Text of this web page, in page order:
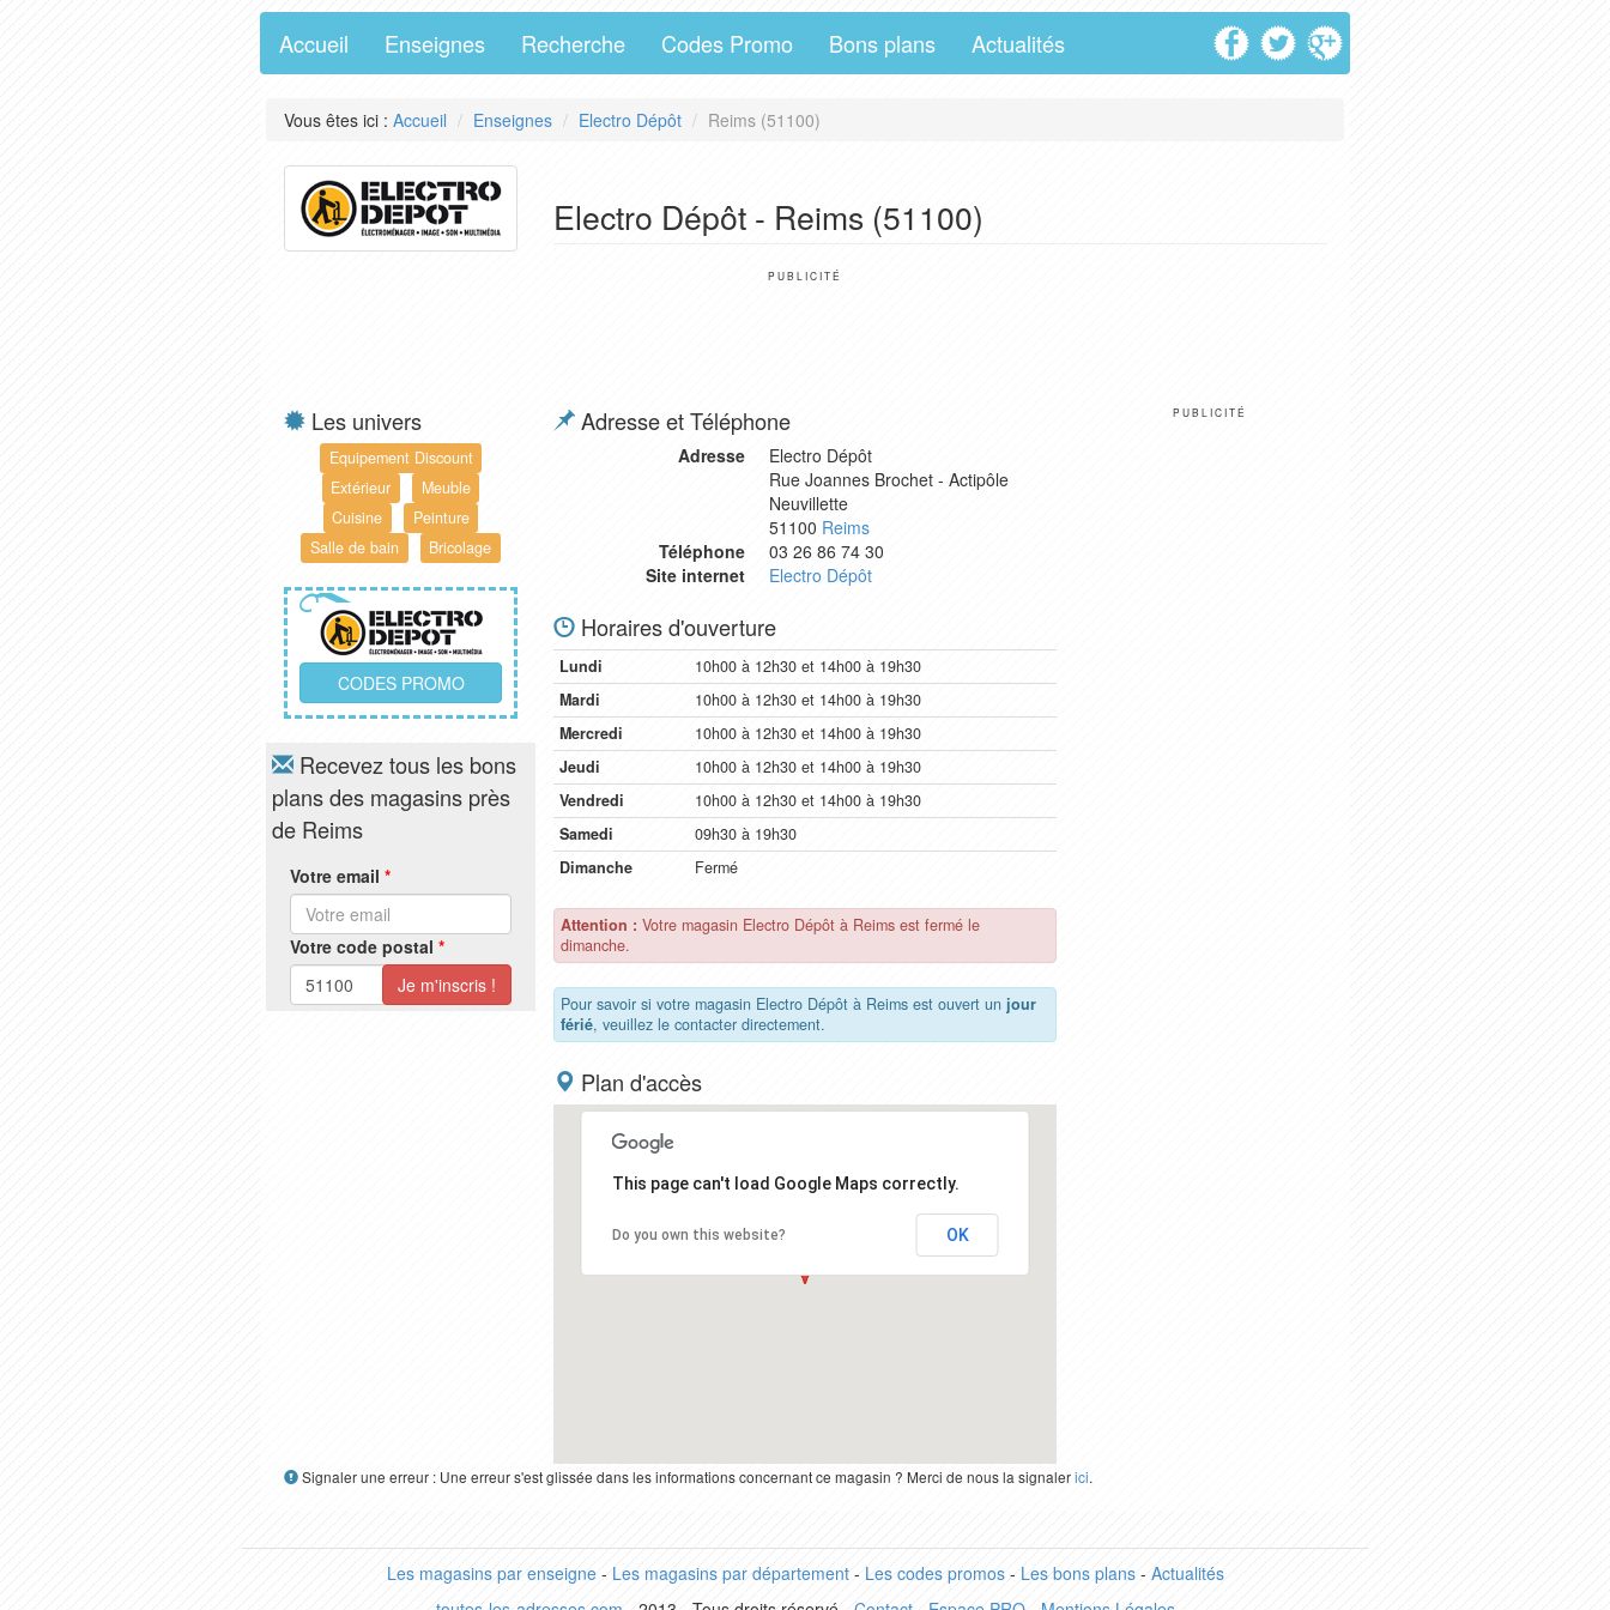
Accueil Enseignes Recherche Codes Promo Bons plans Actualités
Vous êtes ici : Accueil Enseignes Electro Dépôt Reims (51100)
Electro Dépôt - Reims (51100)
PUBLICITÉ
Les univers
Equipement Discount
Extérieur
Meuble
Cuisine
Peinture
Salle de bain
Bricolage
CODES PROMO
Recevez tous les bons
plans des magasins près
de Reims
Votre email *
Votre code postal *
Adresse et Téléphone
Adresse
Electro Dépôt
Rue Joannes Brochet - Actipôle
Neuvillette
51100 Reims
Téléphone
03 26 86 74 30
Site internet
Electro Dépôt
Horaires d'ouverture
Lundi
10h00 à 12h30 et 14h00 à 19h30
Mardi
10h00 à 12h30 et 14h00 à 19h30
Mercredi
10h00 à 12h30 et 14h00 à 19h30
Jeudi
10h00 à 12h30 et 14h00 à 19h30
Vendredi
10h00 à 12h30 et 14h00 à 19h30
Samedi
09h30 à 19h30
Dimanche
Fermé
Attention : Votre magasin Electro Dépôt à Reims est fermé le
dimanche.
Pour savoir si votre magasin Electro Dépôt à Reims est ouvert un jour
férié, veuillez le contacter directement.
Plan d'accès
This page can't load Google Maps correctly.
Do you own this website? OK
PUBLICITÉ
Signaler une erreur : Une erreur s'est glissée dans les informations concernant ce magasin ? Merci de nous la signalerici.
Les magasins par enseigne- Les magasins par département- Les codes promos- Les bons plans- Actualités